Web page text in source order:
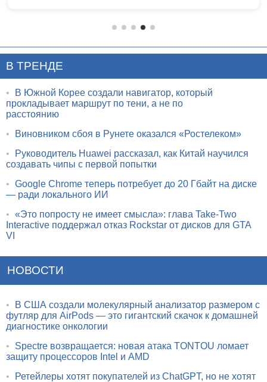
В ТРЕНДЕ
•
В Южной Корее создали навигатор, который
прокладывает маршрут по тени, а не по
расстоянию
•
Виновником сбоя в Рунете оказался «Ростелеком»
•
Руководитель Huawei рассказал, как Китай научился
создавать чипы с первой попытки
• Google Chrome теперь потребует до 20 Гбайт на диске
— ради локального ИИ
• «Это попросту не имеет смысла»: глава Take-Two
Interactive поддержал отказ Rockstar от дисков для GTA
VI
НОВОСТИ
•
В США создали молекулярный анализатор размером с
футляр для AirPods — это гигантский скачок к домашней
диагностике онкологии
•
Spectre возвращается: новая атака TONTOU ломает
защиту процессоров Intel и AMD
•
Ретейлеры хотят покупателей из ChatGPT, но не хотят